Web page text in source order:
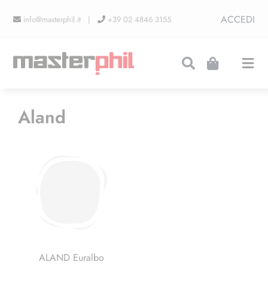
info@masterphil.it | +39 02 4846 3155 ACCEDI
CONTATTI
Aland
ALAND Euralbo